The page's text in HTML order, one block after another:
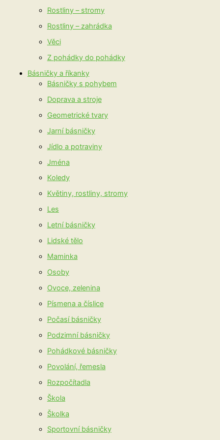
Rostliny – stromy
Rostliny – zahrádka
Věci
Z pohádky do pohádky
Básničky a říkanky
Básničky s pohybem
Doprava a stroje
Geometrické tvary
Jarní básničky
Jídlo a potraviny
Jména
Koledy
Květiny, rostliny, stromy
Les
Letní básničky
Lidské tělo
Maminka
Osoby
Ovoce, zelenina
Písmena a číslice
Počasí básničky
Podzimní básničky
Pohádkové básničky
Povolání, řemesla
Rozpočítadla
Škola
Školka
Sportovní básničky